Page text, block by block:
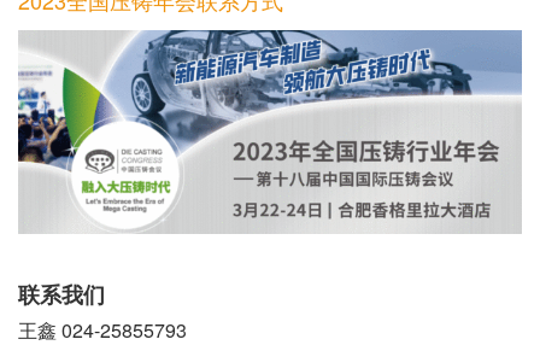
联系我们
王鑫 024-25855793